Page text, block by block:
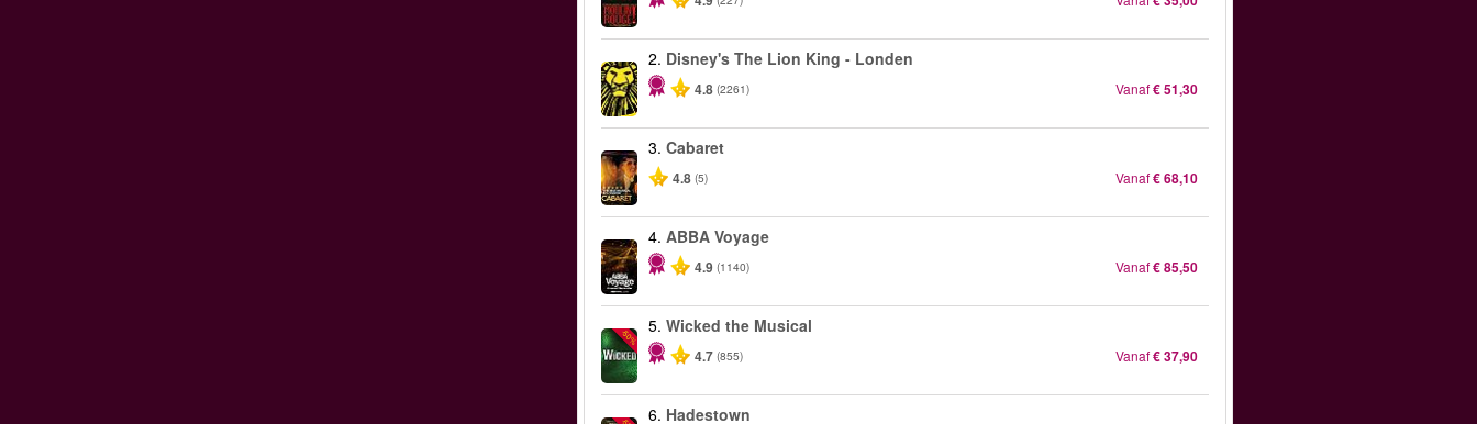
2. Disney's The Lion King - Londen
4.8 (2261) Vanaf€ 51,30
3.Cabaret
4.8 (5) Vanaf€ 68,10
4.ABBA Voyage
4.9 (1140) Vanaf€ 85,50
-50%
5.Wicked the Musical
4.7 (855) Vanaf€ 37,90
6. Hadestown